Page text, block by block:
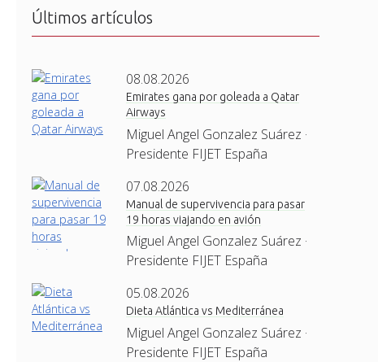
Últimos artículos
08.08.2026
Emirates gana por goleada a Qatar
Airways
Miguel Angel Gonzalez Suárez ·
Presidente FIJET España
07.08.2026
Manual de supervivencia para pasar
19 horas viajando en avión
Miguel Angel Gonzalez Suárez ·
Presidente FIJET España
05.08.2026
Dieta Atlántica vs Mediterránea
Miguel Angel Gonzalez Suárez ·
Presidente FIJET España